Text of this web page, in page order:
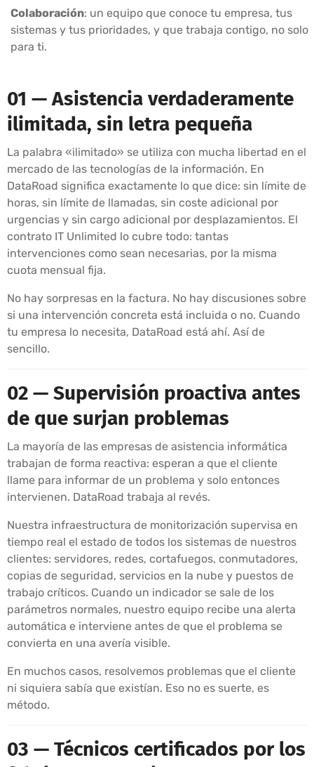
Colaboración: un equipo que conoce tu empresa, tus
sistemas y tus prioridades, y que trabaja contigo, no solo
para ti.
01 — Asistencia verdaderamente
ilimitada, sin letra pequeña
La palabra «ilimitado» se utiliza con mucha libertad en el
mercado de las tecnologías de la información. En
DataRoad significa exactamente lo que dice: sin límite de
horas, sin límite de llamadas, sin coste adicional por
urgencias y sin cargo adicional por desplazamientos. El
contrato IT Unlimited lo cubre todo: tantas
intervenciones como sean necesarias, por la misma
cuota mensual fija.
No hay sorpresas en la factura. No hay discusiones sobre
si una intervención concreta está incluida o no. Cuando
tu empresa lo necesita, DataRoad está ahí. Así de
sencillo.
02 — Supervisión proactiva antes
de que surjan problemas
La mayoría de las empresas de asistencia informática
trabajan de forma reactiva: esperan a que el cliente
llame para informar de un problema y solo entonces
intervienen. DataRoad trabaja al revés.
Nuestra infraestructura de monitorización supervisa en
tiempo real el estado de todos los sistemas de nuestros
clientes: servidores, redes, cortafuegos, conmutadores,
copias de seguridad, servicios en la nube y puestos de
trabajo críticos. Cuando un indicador se sale de los
parámetros normales, nuestro equipo recibe una alerta
automática e interviene antes de que el problema se
convierta en una avería visible.
En muchos casos, resolvemos problemas que el cliente
ni siquiera sabía que existían. Eso no es suerte, es
método.
03 — Técnicos certificados por los